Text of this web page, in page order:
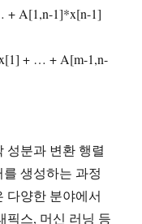
+ A[1,n-1]*x[n-1]
+ … + A[m-1,n-
성분과 변환 행렬
생성하는 과정
다양한 분야에서
픽스, 머신 러닝 등